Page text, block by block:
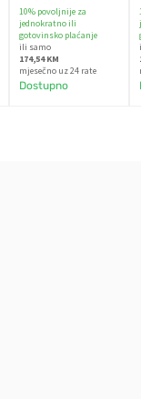
10% povoljnije za
jednokratno ili
gotovinsko plaćanje
ili samo
174,54 KM
mjesečno uz 24 rate
Dostupno